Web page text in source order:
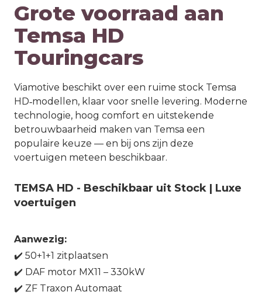
Grote voorraad aan
Temsa HD
Touringcars
Viamotive beschikt over een ruime stock Temsa
HD‑modellen, klaar voor snelle levering. Moderne
technologie, hoog comfort en uitstekende
betrouwbaarheid maken van Temsa een
populaire keuze — en bij ons zijn deze
voertuigen meteen beschikbaar.
TEMSA HD - Beschikbaar uit Stock | Luxe
voertuigen
Aanwezig:
✔️ 50+1+1 zitplaatsen
✔️ DAF motor MX11 – 330kW
✔️ ZF Traxon Automaat